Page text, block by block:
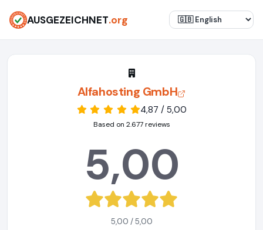
AUSGEZEICHNET.org
Alfahosting GmbH
4,87 / 5,00
Based on 2.677 reviews
5,00
5,00 / 5,00